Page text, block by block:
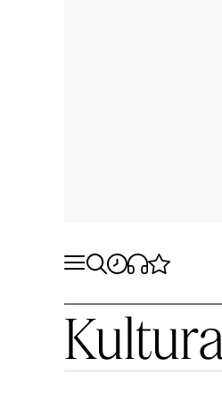
Kultura